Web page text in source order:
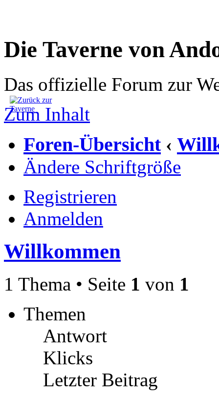
Die Taverne von
Das offizielle Forum zur
Zum Inhalt
Foren-Übersicht ‹
Ändere Schriftgröße
Registrieren
Anmelden
Willkommen
1 Thema • Seite 1 von 1
Themen
Antwort
Klicks
Letzter Beitrag